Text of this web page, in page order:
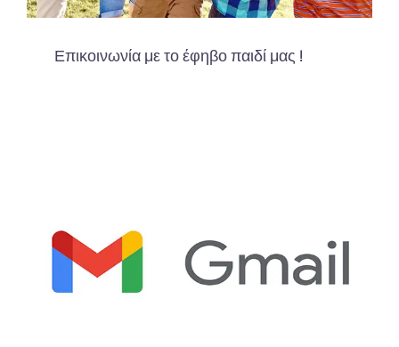
Επικοινωνία με το έφηβο παιδί μας !